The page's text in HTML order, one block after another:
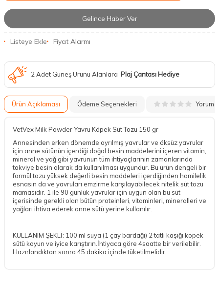
Gelince Haber Ver
Listeye Ekle Fiyat Alarmı
2 Adet Güneş Ürünü Alanlara Plaj Çantası Hediye
Ürün Açıklaması Ödeme Seçenekleri Yorum
VetVex Milk Powder Yavru Köpek Süt Tozu 150 gr
Annesinden erken dönemde ayrılmış yavrular ve öksüz yavrular
için anne sütünün içerdiği doğal besin maddelerini içeren vitamin,
mineral ve yağ gibi yavrunun tüm ihtiyaçlarının zamanlarında
takviye besin olarak da kullanılması uygundur. Bu ürün dengeli bir
formül tozu yüksek değerli besin maddeleri içerdiğinden hamilelik
esnasın da ve yavruları emzirme karşılayabilecek nitelik süt tozu
mamasıdır. 1 ile 90 günlük yavrular için uygun olan bu süt
içerisinde gerekli olan bütün proteinleri, vitaminleri, mineralleri ve
yağları ihtiva ederek anne sütü yerine kullanılır.
KULLANIM ŞEKLİ: 100 ml suya (1 çay bardağı) 2 tatlı kaşığı köpek
sütü koyun ve iyice karıştırın.İhtiyaca göre 4saatte bir verilebilir.
Hazırlandıktan sonra 45 dakika içinde tüketilmelidir.